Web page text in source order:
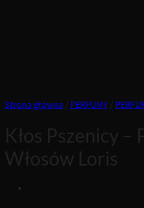
Strona główna PERFUMY
Kłos Pszenicy –
Włosów Loris